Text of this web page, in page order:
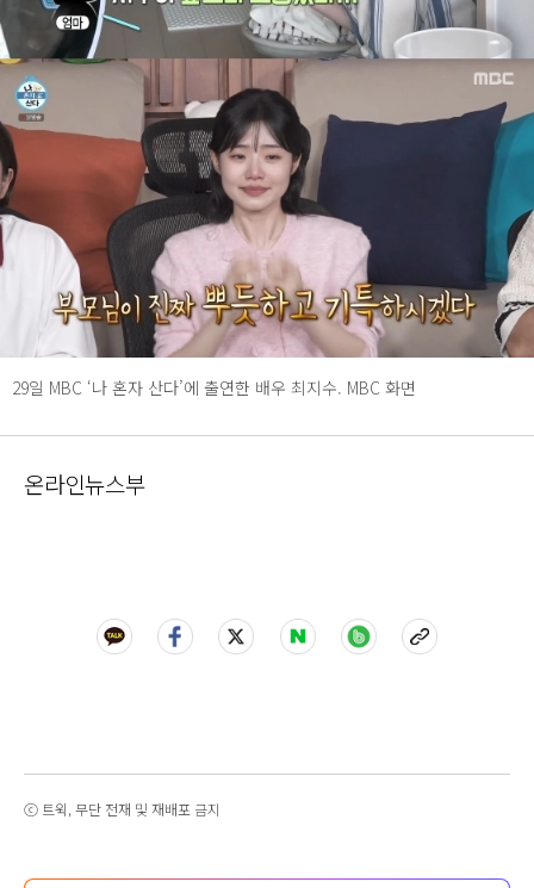
29일 MBC ‘나 혼자 산다’에 출연한 배우 최지수. MBC 화면
온라인뉴스부
ⓒ 트윅, 무단 전재 및 재배포 금지